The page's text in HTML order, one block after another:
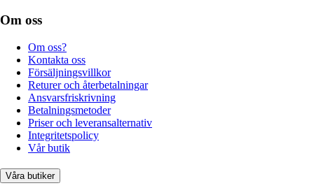
Om oss
Om oss?
Kontakta oss
Försäljningsvillkor
Returer och återbetalningar
Ansvarsfriskrivning
Betalningsmetoder
Priser och leveransalternativ
Integritetspolicy
Vår butik
Våra butiker